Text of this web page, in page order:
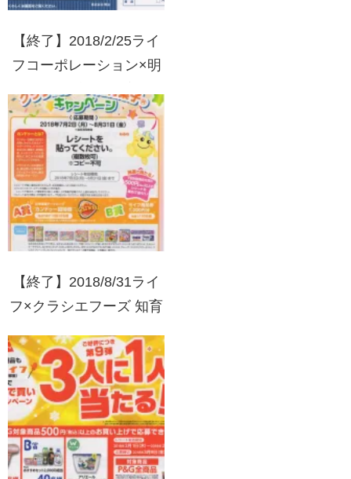
【終了】2018/2/25ライ
フコーポレーション×明
ントキャンペーン
【終了】2018/8/31ライ
フ×クラシエフーズ 知育